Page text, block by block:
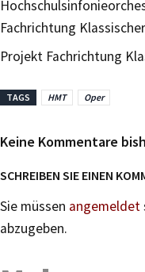
Fachrichtung
Projekt Fachrichtung
TAGS HMT Oper
Keine Kommentare
SCHREIBEN SIE EINEN
Sie müssen angemeldet
abzugeben.